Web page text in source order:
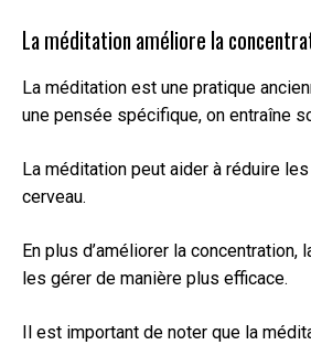
La méditation améliore la
La méditation est une pratique
une pensée spécifique, on entraîne
La méditation peut aider à réduire
cerveau.
En plus d’améliorer la
les gérer de manière plus efficace.
Il est important de noter que la